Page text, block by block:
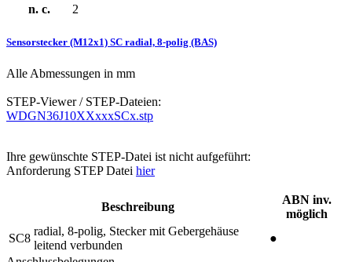
n. c.
2
Sensorstecker (M12x1) SC radial, 8-polig (BAS)
Alle Abmessungen in mm
STEP-Viewer / STEP-Dateien:
WDGN36J10XXxxxSCx.stp
Ihre gewünschte STEP-Datei ist nicht aufgeführt:
Anforderung STEP Datei hier
Beschreibung
ABN inv.
möglich
SC8
radial, 8-polig, Stecker mit Gebergehäuse
leitend verbunden
●